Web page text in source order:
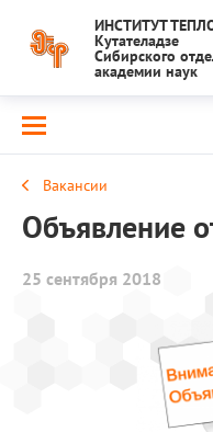
ИНСТИТУТ
Кутателадзе
Сибирского
академии наук
Вакансии
Объявление
25 сентября 2018